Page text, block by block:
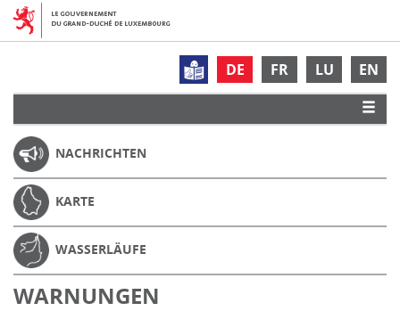
DE FR LU EN
NACHRICHTEN
KARTE
WASSERLÄUFE
WARNUNGEN